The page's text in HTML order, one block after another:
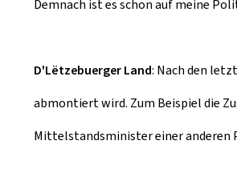
Demnach ist es schon auf meine
D'Lëtzebuerger Land: Nach den
abmontiert wird. Zum Beispiel die
Mittelstandsminister einer anderen